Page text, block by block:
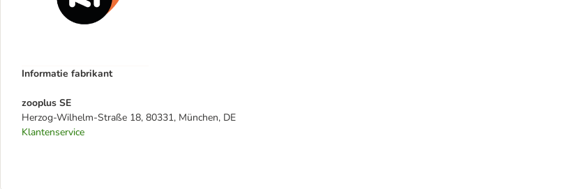
Informatie fabrikant
zooplus SE
Herzog-Wilhelm-Straße 18, 80331, München, DE
Klantenservice